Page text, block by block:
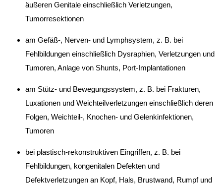
äußeren Genitale einschließlich Verletzungen,
Tumorresektionen
am Gefäß-, Nerven- und Lymphsystem, z. B. bei
Fehlbildungen einschließlich Dysraphien, Verletzungen und
Tumoren, Anlage von Shunts, Port-Implantationen
am Stütz- und Bewegungssystem, z. B. bei Frakturen,
Luxationen und Weichteilverletzungen einschließlich deren
Folgen, Weichteil-, Knochen- und Gelenkinfektionen,
Tumoren
bei plastisch-rekonstruktiven Eingriffen, z. B. bei
Fehlbildungen, kongenitalen Defekten und
Defektverletzungen an Kopf, Hals, Brustwand, Rumpf und